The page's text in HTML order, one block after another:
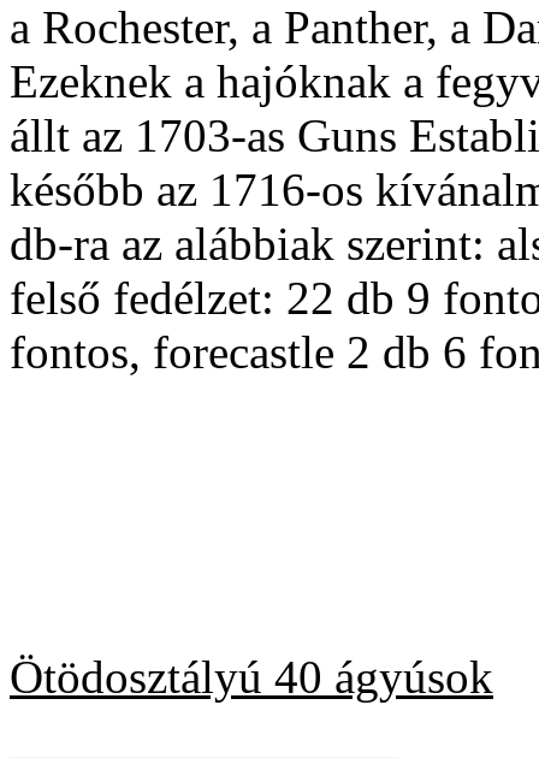
a Rochester, a Panther, a
Ezeknek a hajóknak a
állt az 1703-as Guns
később az 1716-os
db-ra az alábbiak szerint:
felső fedélzet: 22 db 9
fontos, forecastle 2 db 6
Ötödosztályú 40 ágyúsok